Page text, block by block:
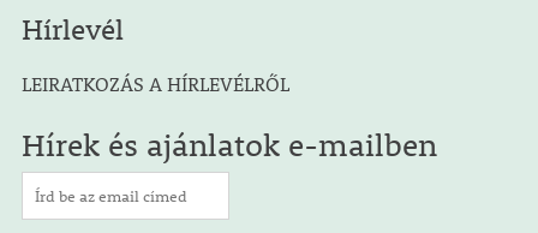
Hírlevél
LEIRATKOZÁS A HÍRLEVÉLRŐL
Hírek és ajánlatok e-mailben